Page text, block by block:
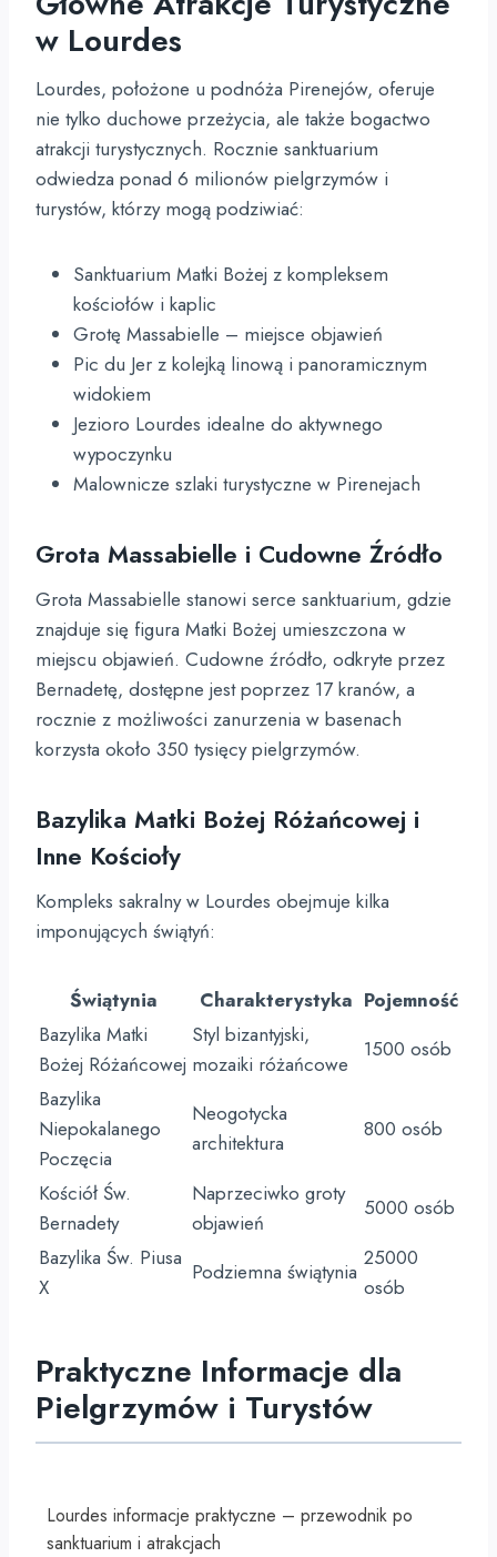
w Lourdes
Lourdes, położone u podnóża Pirenejów, oferuje
nie tylko duchowe przeżycia, ale także bogactwo
atrakcji turystycznych. Rocznie sanktuarium
odwiedza ponad 6 milionów pielgrzymów i
turystów, którzy mogą podziwiać:
Sanktuarium Matki Bożej z kompleksem
kościołów i kaplic
Grotę Massabielle – miejsce objawień
Pic du Jer z kolejką linową i panoramicznym
widokiem
Jezioro Lourdes idealne do aktywnego
wypoczynku
Malownicze szlaki turystyczne w Pirenejach
Grota Massabielle i Cudowne Źródło
Grota Massabielle stanowi serce sanktuarium, gdzie
znajduje się figura Matki Bożej umieszczona w
miejscu objawień. Cudowne źródło, odkryte przez
Bernadetę, dostępne jest poprzez 17 kranów, a
rocznie z możliwości zanurzenia w basenach
korzysta około 350 tysięcy pielgrzymów.
Bazylika Matki Bożej Różańcowej i
Inne Kościoły
Kompleks sakralny w Lourdes obejmuje kilka
imponujących świątyń:
Świątynia Charakterystyka Pojemność
Bazylika Matki
Bożej Różańcowej
Styl bizantyjski,
mozaiki różańcowe
1500 osób
Bazylika
Niepokalanego
Poczęcia
Neogotycka
architektura
800 osób
Kościół Św.
Bernadety
Naprzeciwko groty
objawień
5000 osób
Bazylika Św. Piusa
X
Podziemna świątynia
25000
osób
Praktyczne Informacje dla
Pielgrzymów i Turystów
Lourdes informacje praktyczne – przewodnik po
sanktuarium i atrakcjach